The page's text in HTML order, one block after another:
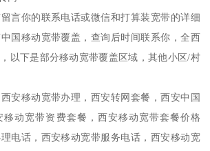
言你的联系电话或微信和打算装宽带的详细
国移动宽带覆盖，查询后时间联系你，全西
以下是部分移动宽带覆盖区域，其他小区/村
安移动宽带办理，西安转网套餐，西安中国
移动宽带资费套餐，西安移动宽带套餐价格
电话，西安移动宽带服务电话，西安移动宽